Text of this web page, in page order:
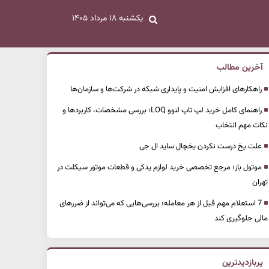
یکشنبه ۱۸ مرداد ۱۴۰۵
آخرین مطالب
راهکارهای افزایش امنیت و پایداری شبکه در شرکت‌ها و سازمان‌ها
راهنمای کامل خرید لپ تاپ لنوو LOQ؛ بررسی مشخصات، کاربردها و
نکات مهم انتخاب
علت یخ درست نکردن یخچال ساید ال جی
موتول باز؛ مرجع تخصصی خرید لوازم یدکی و قطعات موتور سیکلت در
تهران
7 استعلام مهم قبل از هر معامله؛ بررسی‌هایی که می‌تواند از ضررهای
مالی جلوگیری کند
پربازدیدترین